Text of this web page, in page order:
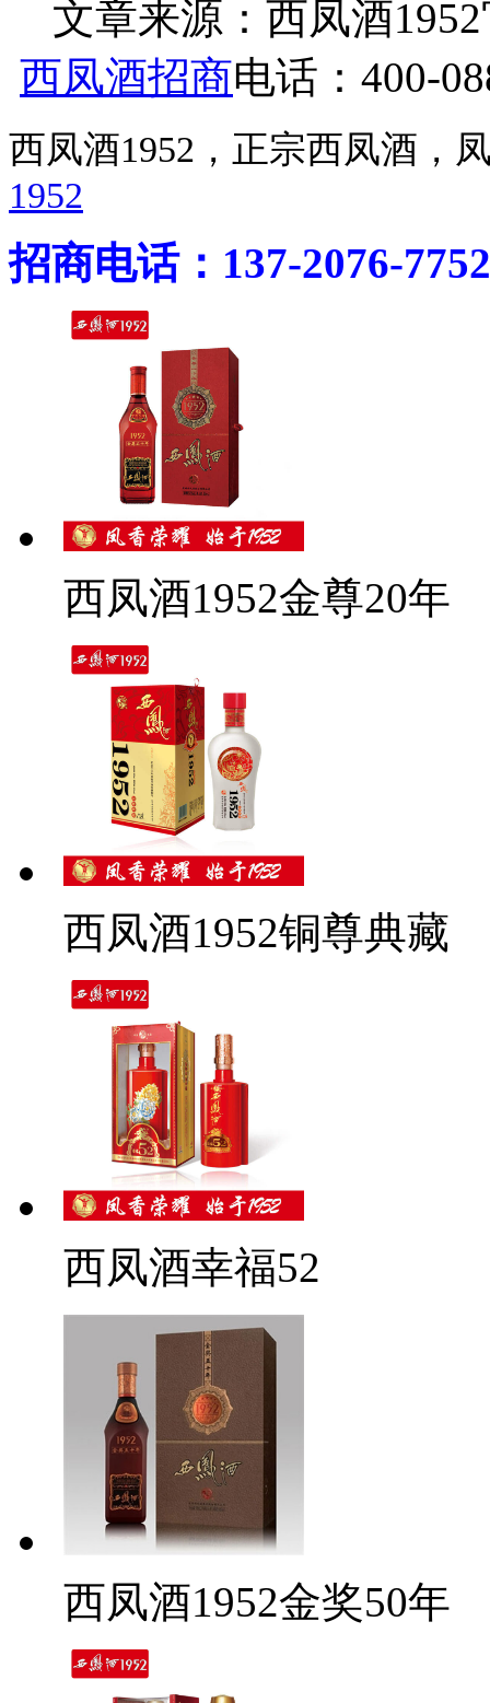
文章来源：西凤酒
西凤酒招商电话：400-
西凤酒1952，正宗西凤酒
1952
招商电话：137-2076-7752
西凤酒1952金尊20年
西凤酒1952铜尊典藏
西凤酒幸福52
西凤酒1952金奖50年